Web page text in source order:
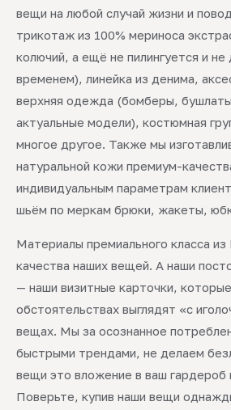
вещи на любой случай жизни и
трикотаж из 100% мериноса
колючий, а ещё не пилингуется и
временем), линейка из денима,
верхняя одежда (бомберы,
актуальные модели), костюмная
многое другое. Также мы
натуральной кожи премиум-
индивидуальным параметрам
шьём по меркам брюки, жакеты,
Материалы премиального класса
качества наших вещей. А наши
— наши визитные карточки,
обстоятельствах выглядят «с
вещах. Мы за осознанное
быстрыми трендами, не делаем
вещи это вложение в ваш гардероб
Поверьте, купив наши вещи